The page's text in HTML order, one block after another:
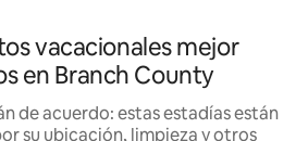
vacacionales mejor
en Branch County
de acuerdo: estas estadías están
su ubicación, limpieza y otros